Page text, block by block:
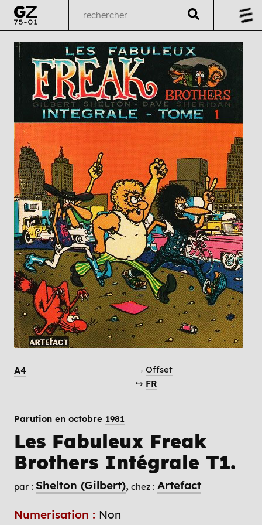
A4 → Offset
↪ FR
Parution en octobre 1981
Les Fabuleux Freak
Brothers Intégrale T1.
par : Shelton (Gilbert) chez : Artefact
Numerisation : Non